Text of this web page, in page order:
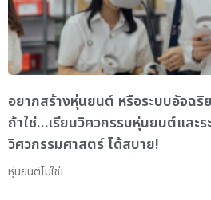
อยากสร้างหุ่นยนต์ หรือระบบอัจฉ
ถ้าใช่…เรียนวิศวกรรมหุ่นยนต์และ
วิศวกรรมศาสตร์ ได้สบาย!
หุ่นยนต์ไม่ใช่เ